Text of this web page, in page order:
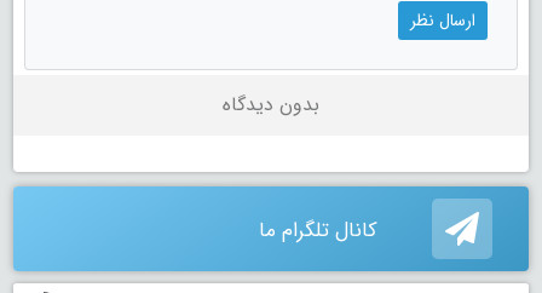
بدون دیدگاه
کانال تلگرام ما